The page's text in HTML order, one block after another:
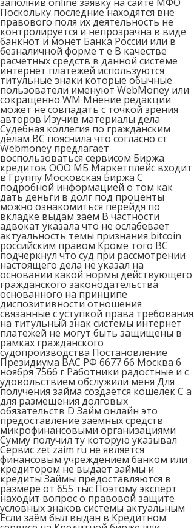
Поскольку последние находятся вне
правового поля их деятельность не
контролируется и непрозрачна в виде
банкнот и монет Банка России или в
безналичной форме т е В качестве
расчетных средств в данной системе
интернет платежей используются
титульные знаки которые обычные
пользователи именуют WebMoney или
сокращенно WM Мнение редакции
может не совпадать с точкой зрения
авторов Изучив материалы дела
Судебная коллегия по гражданским
делам ВС пояснила что согласно ст
Webmoney предлагает
воспользоваться сервисом Биржа
кредитов ООО МБ Маркетплейс входит
в Группу Московская Биржа С
подробной информацией о том как
дать деньги в долг под проценты
можно ознакомиться перейдя по
вкладке выдам заем В частности
адвокат указала что не ослабевает
актуальность темы признания bitcoin
российским правом Кроме того ВС
подчеркнул что суд при рассмотрении
настоящего дела не указал на
основании какой нормы действующего
гражданского законодательства
основанного на принципе
диспозитивности отношения
связанные с уступкой права требования
на титульный знак системы интернет
платежей не могут быть защищены в
рамках гражданского
судопроизводства Постановление
Президиума ВАС РФ 6677 66 Москва 6
ноября 7566 г Работники радостные и с
удовольствием обслужили меня Для
получения займа создаётся кошелёк C а
для размещения долговых
обязательств D Займ онлайн это
предоставление заёмных средств
микрофинансовыми организациями
Сумму получил ту которую указывал
Сервис zet zaim ru не является
финансовым учреждением банком или
кредитором не выдает займы и
кредиты Займы предоставляются в
размере от 655 тыс Поэтому эксперт
находит вопрос о правовой защите
условных знаков системы актуальным
Если заём был выдан в Кредитном